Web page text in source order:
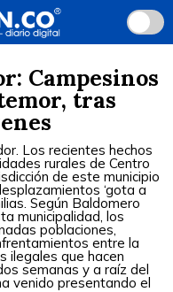
Campesinos
tras
Los recientes hechos
rurales de Centro
de este municipio
‘gota a
Según Baldomero
municipalidad, los
poblaciones,
entre la
ilegales que hacen
semanas y a raíz del
venido presentando el